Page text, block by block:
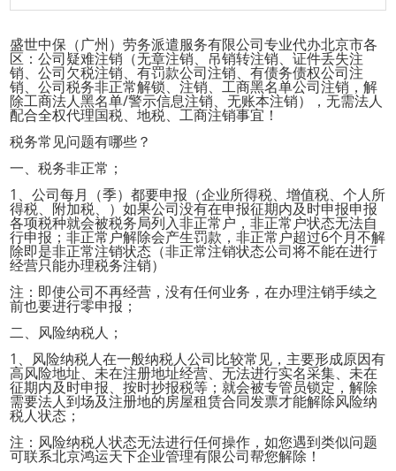
盛世中保（广州）劳务派遣服务有限公司专业代办北京市各
区：公司疑难注销（无章注销、吊销转注销、证件丢失注
销、公司欠税注销、有罚款公司注销、有债务债权公司注
销、公司税务非正常解锁、注销、工商黑名单公司注销，解
除工商法人黑名单/警示信息注销、无账本注销），无需法人
配合全权代理国税、地税、工商注销事宜！
税务常见问题有哪些？
一、税务非正常；
1、公司每月（季）都要申报（企业所得税、增值税、个人所
得税、附加税、）如果公司没有在申报征期内及时申报申报
各项税种就会被税务局列入非正常户，非正常户状态无法自
行申报；非正常户解除会产生罚款，非正常户超过6个月不解
除即是非正常注销状态（非正常注销状态公司将不能在进行
经营只能办理税务注销）
注：即使公司不再经营，没有任何业务，在办理注销手续之
前也要进行零申报；
二、风险纳税人；
1、风险纳税人在一般纳税人公司比较常见，主要形成原因有
高风险地址、未在注册地址经营、无法进行实名采集、未在
征期内及时申报、按时抄报税等；就会被专管员锁定，解除
需要法人到场及注册地的房屋租赁合同发票才能解除风险纳
税人状态；
注：风险纳税人状态无法进行任何操作，如您遇到类似问题
可联系北京鸿运天下企业管理有限公司帮您解除！